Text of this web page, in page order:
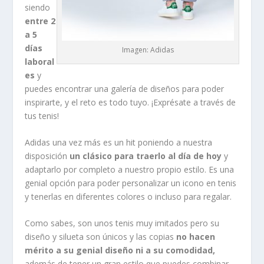
Imagen: Adidas
siendo
entre 2
a 5
días
laboral
es y
puedes encontrar una galería de diseños para poder
inspirarte, y el reto es todo tuyo. ¡Exprésate a través de
tus tenis!
Adidas una vez más es un hit poniendo a nuestra
disposición un clásico para traerlo al día de hoy y
adaptarlo por completo a nuestro propio estilo. Es una
genial opción para poder personalizar un icono en tenis
y tenerlas en diferentes colores o incluso para regalar.
Como sabes, son unos tenis muy imitados pero su
diseño y silueta son únicos y las copias no hacen
mérito a su genial diseño ni a su comodidad,